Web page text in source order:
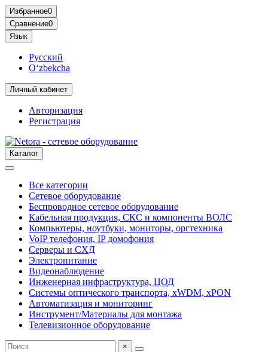
Избранное0
Сравнение0
Язык
Русский
O‘zbekcha
Личный кабинет
Авторизация
Регистрация
Каталог
Все категории
Сетевое оборудование
Беспроводное сетевое оборудование
Кабельная продукция, СКС и компоненты ВОЛС
Компьютеры, ноутбуки, мониторы, оргтехника
VoIP телефония, IP домофония
Серверы и СХД
Электропитание
Видеонаблюдение
Инженерная инфраструктура, ЦОД
Системы оптического транспорта, xWDM, xPON
Автоматизация и мониторинг
Инструмент/Материалы для монтажа
Телевизионное оборудование
×